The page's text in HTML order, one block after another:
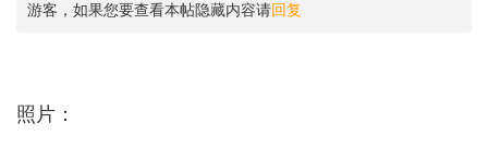
游客，如果您要查看本帖隐藏内容请回复
照片：